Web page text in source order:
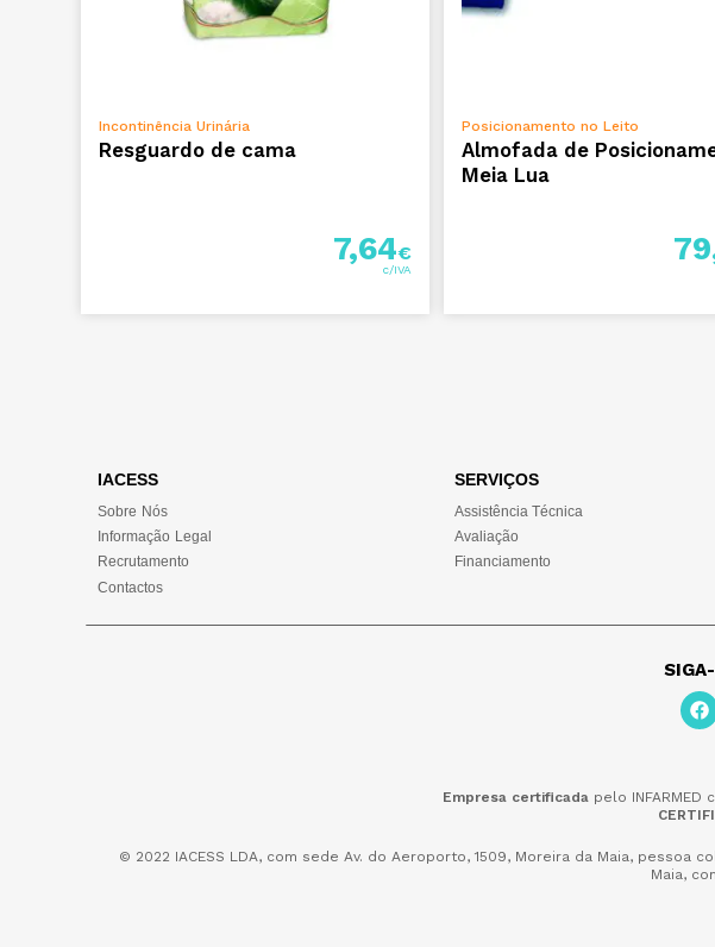
ADICIONAR
Incontinência Urinária
Resguardo de cama
7,64€
LER MAIS
Posicionamento no Leito
Almofada de
Meia Lua
IACESS
Sobre Nós
Informação Legal
Recrutamento
Contactos
SERVIÇOS
Assistência Técnica
Avaliação
Financiamento
Empresa certificadapelo INFARMED
© 2022 IACESS LDA, com sede Av. do Aeroporto, 1509, Moreira da Maia, pessoa
Maia,